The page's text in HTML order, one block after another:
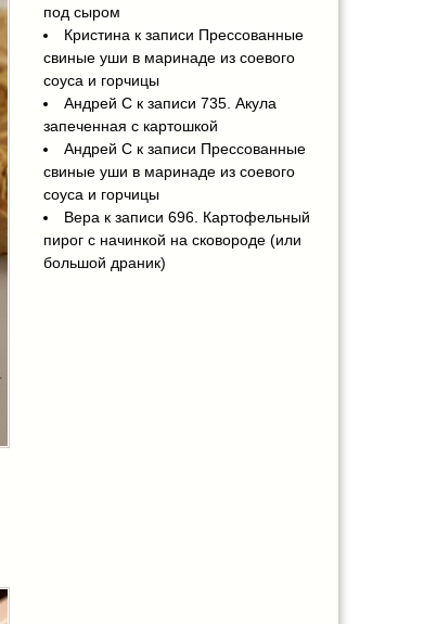
под сыром
Кристинак записи Прессованные
свиные уши в маринаде из соевого
соуса и горчицы
Андрей Ск записи 735. Акула
запеченная с картошкой
Андрей Ск записи Прессованные
свиные уши в маринаде из соевого
соуса и горчицы
Верак записи 696. Картофельный
пирог с начинкой на сковороде (или
большой драник)